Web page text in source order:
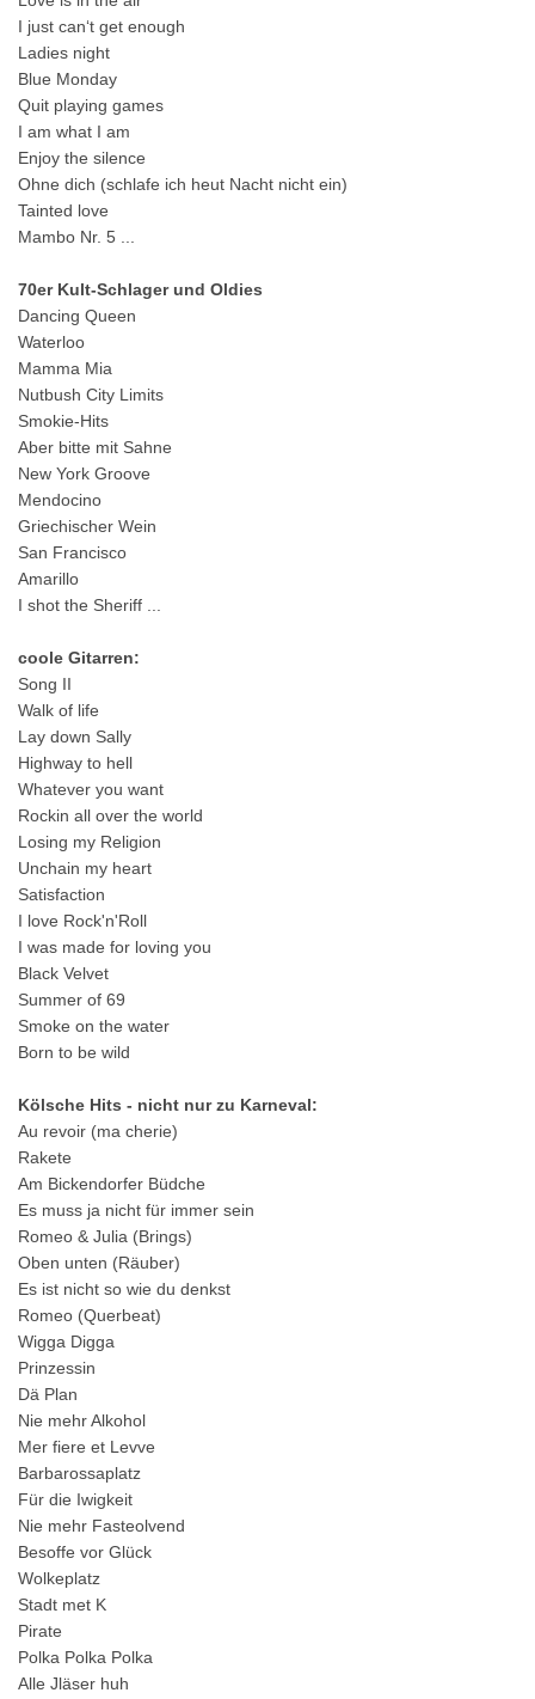
I just can‘t get enough
Ladies night
Blue Monday
Quit playing games
I am what I am
Enjoy the silence
Ohne dich (schlafe ich heut Nacht nicht ein)
Tainted love
Mambo Nr. 5 ...
70er Kult-Schlager und Oldies
Dancing Queen
Waterloo
Mamma Mia
Nutbush City Limits
Smokie-Hits
Aber bitte mit Sahne
New York Groove
Mendocino
Griechischer Wein
San Francisco
Amarillo
I shot the Sheriff ...
coole Gitarren:
Song II
Walk of life
Lay down Sally
Highway to hell
Whatever you want
Rockin all over the world
Losing my Religion
Unchain my heart
Satisfaction
I love Rock'n'Roll
I was made for loving you
Black Velvet
Summer of 69
Smoke on the water
Born to be wild
Kölsche Hits - nicht nur zu Karneval:
Au revoir (ma cherie)
Rakete
Am Bickendorfer Büdche
Es muss ja nicht für immer sein
Romeo & Julia (Brings)
Oben unten (Räuber)
Es ist nicht so wie du denkst
Romeo (Querbeat)
Wigga Digga
Prinzessin
Dä Plan
Nie mehr Alkohol
Mer fiere et Levve
Barbarossaplatz
Für die Iwigkeit
Nie mehr Fasteolvend
Besoffe vor Glück
Wolkeplatz
Stadt met K
Pirate
Polka Polka Polka
Alle Jläser huh